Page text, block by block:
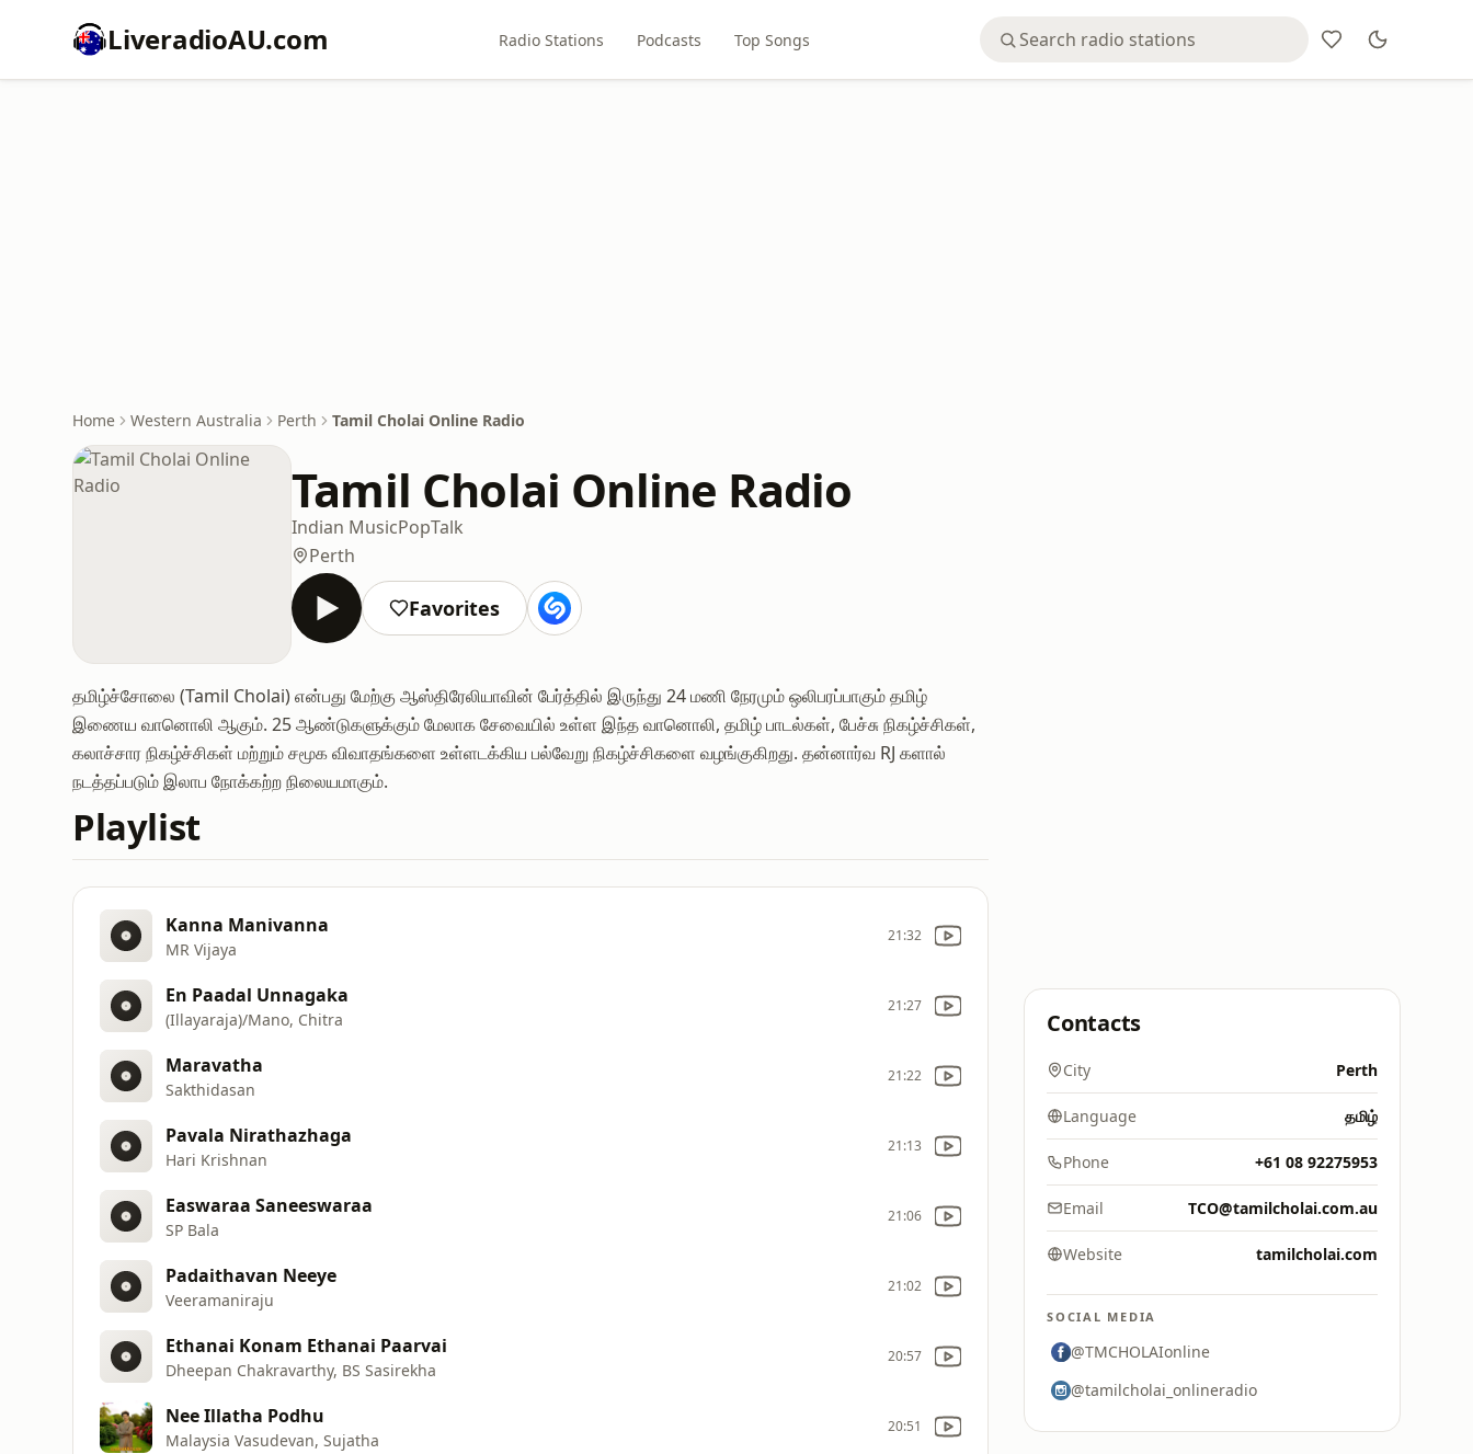
LiveradioAU.com Radio Stations Podcasts Top Songs
Home Western Australia Perth Tamil Cholai Online Radio
Tamil Cholai Online Radio
Indian MusicPopTalk
Perth
Favorites
தமிழ்ச்சோலை (Tamil Cholai) என்பது மேற்கு ஆஸ்திரேலியாவின் பேர்த்தில் இருந்து 24 மணி நேரமும் ஒலிபரப்பாகும் தமிழ்
இணைய வானொலி ஆகும். 25 ஆண்டுகளுக்கும் மேலாக சேவையில் உள்ள இந்த வானொலி, தமிழ் பாடல்கள், பேச்சு நிகழ்ச்சிகள்,
கலாச்சார நிகழ்ச்சிகள் மற்றும் சமூக விவாதங்களை உள்ளடக்கிய பல்வேறு நிகழ்ச்சிகளை வழங்குகிறது. தன்னார்வ RJ களால்
நடத்தப்படும் இலாப நோக்கற்ற நிலையமாகும்.
Playlist
Kanna Manivanna
MR Vijaya
21:32
En Paadal Unnagaka
(Illayaraja)/Mano, Chitra
21:27
Maravatha
Sakthidasan
21:22
Pavala Nirathazhaga
Hari Krishnan
21:13
Easwaraa Saneeswaraa
SP Bala
21:06
Padaithavan Neeye
Veeramaniraju
21:02
Ethanai Konam Ethanai Paarvai
Dheepan Chakravarthy, BS Sasirekha
20:57
Nee Illatha Podhu
Malaysia Vasudevan, Sujatha
20:51
Contacts
City Perth
Language தமிழ்
Phone +61 08 92275953
Email TCO@tamilcholai.com.au
Website tamilcholai.com
SOCIAL MEDIA
@TMCHOLAIonline
@tamilcholai_onlineradio